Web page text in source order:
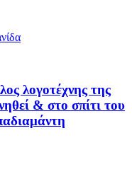
λογοτέχνης της
& στο σπίτι του